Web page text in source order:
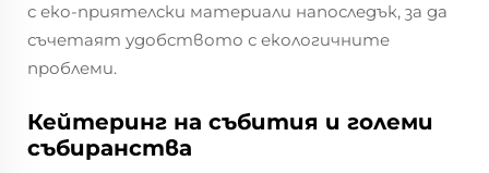
с еко-приятелски материали напоследък, за да
съчетаят удобството с екологичните
проблеми.
Кейтеринг на събития и големи
събиранства